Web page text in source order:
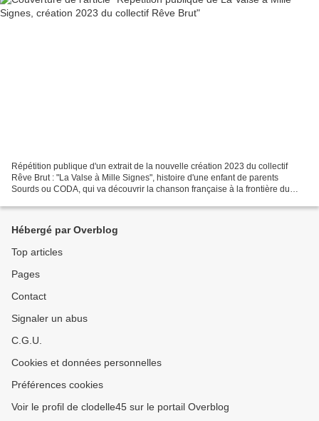
Répétition publique d'un extrait de la nouvelle création 2023 du collectif
Rêve Brut : "La Valse à Mille Signes", histoire d'une enfant de parents
Sourds ou CODA, qui va découvrir la chanson française à la frontière du
Hébergé par Overblog
Top articles
Pages
Contact
Signaler un abus
C.G.U.
Cookies et données personnelles
Préférences cookies
Voir le profil de clodelle45 sur le portail Overblog